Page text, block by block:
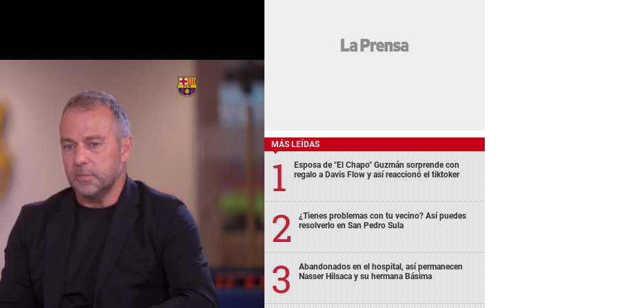
MÁS LEÍDAS
Esposa de "El Chapo" Guzmán sorprende con
regalo a Davis Flow y así reaccionó el tiktoker
¿Tienes problemas con tu vecino? Así puedes
resolverlo en San Pedro Sula
Abandonados en el hospital, así permanecen
Nasser Hilsaca y su hermana Básima